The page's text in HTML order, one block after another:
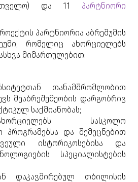
და 11 პარტნიორი
პარტნიორია აბრეშუმის
რომელიც ახორციელებს
მიმართულებით:
თანამშრომლობით
მეაბრეშუმეობის დარგობრივ
საქმიანობას;
სასკოლო
პროგრამებსა და შემეცნებით
ისტორიკოსებისა და
სპეციალისტების
დაკავშირებულ თბილისის